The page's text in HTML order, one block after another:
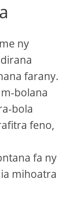
ny
farany.
bolana
bola
feno,
fa ny
mihoatra